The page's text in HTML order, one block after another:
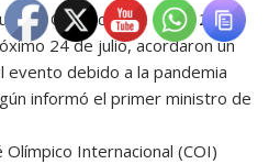
Olímpicos de Tokio 2020,
24 de julio, acordaron un
evento debido a la pandemia
informó el primer ministro de
Internacional (COI)